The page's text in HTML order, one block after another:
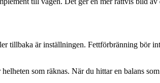
tillbaka är inställningen. Fettförbränning bör
som räknas. När du hittar en balans